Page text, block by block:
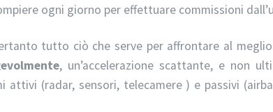
ogni giorno per effettuare commissioni
tutto ciò che serve per affrontare al
, un’accelerazione scattante, e non
attivi (radar, sensori, telecamere ) e passivi